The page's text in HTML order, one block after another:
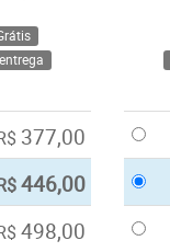
377,00
446,00
498,00